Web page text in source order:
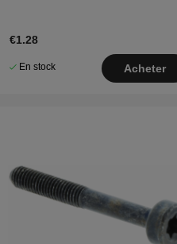
€1.28
En stock Acheter